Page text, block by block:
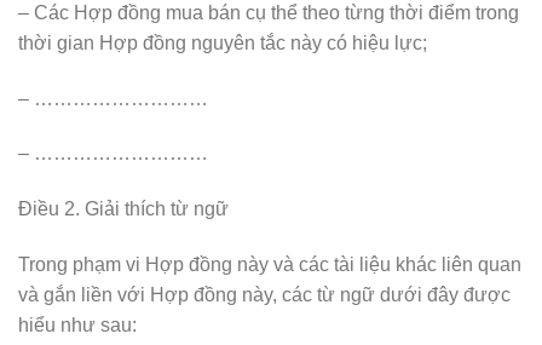
– Các Hợp đồng mua bán cụ thể theo từng thời điểm trong
thời gian Hợp đồng nguyên tắc này có hiệu lực;
– ………………………
– ………………………
Điều 2. Giải thích từ ngữ
Trong phạm vi Hợp đồng này và các tài liệu khác liên quan
và gắn liền với Hợp đồng này, các từ ngữ dưới đây được
hiểu như sau: